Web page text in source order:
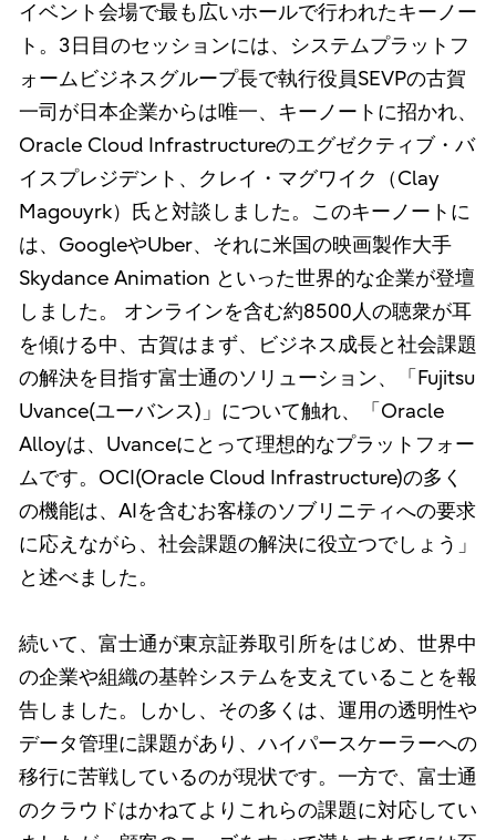
イベント会場で最も広いホールで行われたキーノー
ト。3日目のセッションには、システムプラットフ
ォームビジネスグループ長で執行役員SEVPの古賀
一司が日本企業からは唯一、キーノートに招かれ、
Oracle Cloud Infrastructureのエグゼクティブ・バ
イスプレジデント、クレイ・マグワイク（Clay
Magouyrk）氏と対談しました。このキーノートに
は、GoogleやUber、それに米国の映画製作大手
Skydance Animation といった世界的な企業が登壇
しました。 オンラインを含む約8500人の聴衆が耳
を傾ける中、古賀はまず、ビジネス成長と社会課題
の解決を目指す富士通のソリューション、「Fujitsu
Uvance(ユーバンス)」について触れ、「Oracle
Alloyは、Uvanceにとって理想的なプラットフォー
ムです。OCI(Oracle Cloud Infrastructure)の多く
の機能は、AIを含むお客様のソブリニティへの要求
に応えながら、社会課題の解決に役立つでしょう」
と述べました。
続いて、富士通が東京証券取引所をはじめ、世界中
の企業や組織の基幹システムを支えていることを報
告しました。しかし、その多くは、運用の透明性や
データ管理に課題があり、ハイパースケーラーへの
移行に苦戦しているのが現状です。一方で、富士通
のクラウドはかねてよりこれらの課題に対応してい